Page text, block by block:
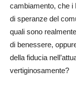
cambiamento, che
di speranze del
quali sono
di benessere,
della fiducia
vertiginosamente?